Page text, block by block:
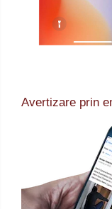
Avertizare prin